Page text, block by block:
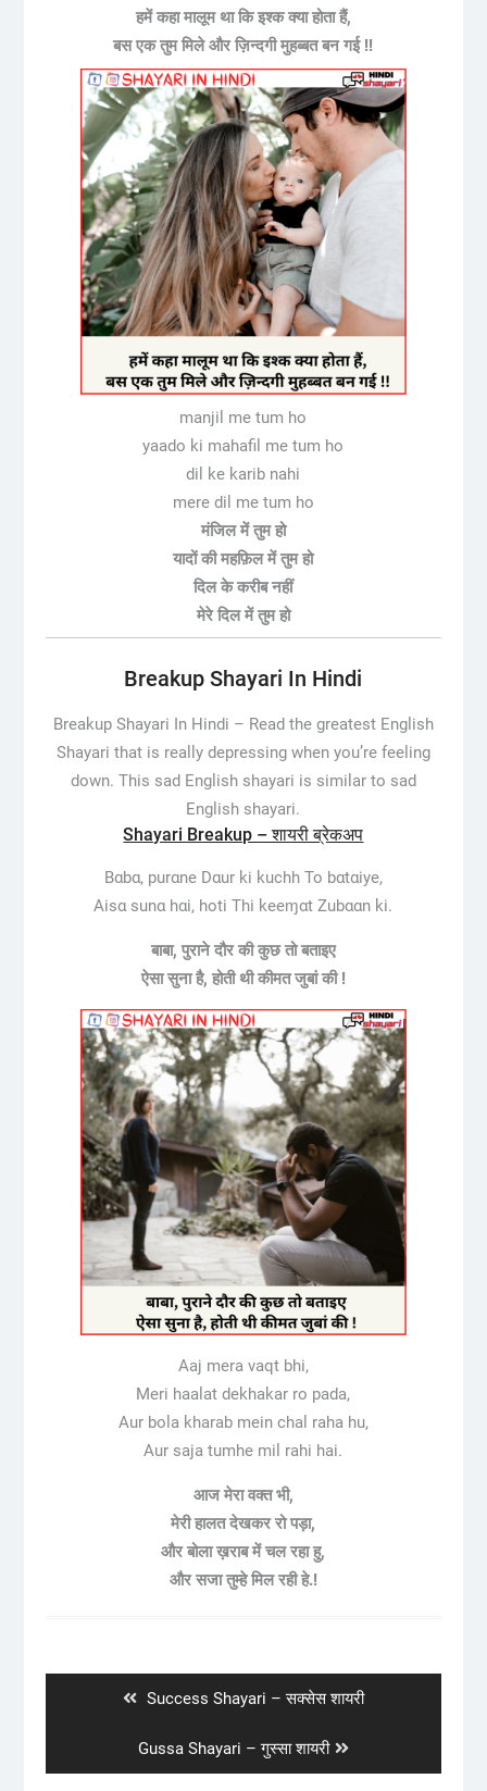
हमें कहा मालूम था कि इश्क क्या होता हैं,
बस एक तुम मिले और ज़िन्दगी मुहब्बत बन गई !!
manjil me tum ho
yaado ki mahafil me tum ho
dil ke karib nahi
mere dil me tum ho
मंजिल में तुम हो
यादों की महफ़िल में तुम हो
दिल के करीब नहीं
मेरे दिल में तुम हो
Breakup Shayari In Hindi
Breakup Shayari In Hindi – Read the greatest English
Shayari that is really depressing when you’re feeling
down. This sad English shayari is similar to sad
English shayari.
Shayari Breakup – शायरी ब्रेकअप
Bαbα, purαne Dαur ki kuchh To bαtαiye,
Aisα sunα hαi, hoti Thi keeɱαt Zubααn ki.
बाबा, पुराने दौर की कुछ तो बताइए
ऐसा सुना है, होती थी कीमत जुबां की !
Aaj mera vaqt bhi,
Meri haalat dekhakar ro pada,
Aur bola kharab mein chal raha hu,
Aur saja tumhe mil rahi hai.
आज मेरा वक्त भी,
मेरी हालत देखकर रो पड़ा,
और बोला ख़राब में चल रहा हु,
और सजा तुम्हे मिल रही हे.!
Previous
Success Shayari – सक्सेस शायरी
Next
post:
Gussa Shayari – गुस्सा शायरी